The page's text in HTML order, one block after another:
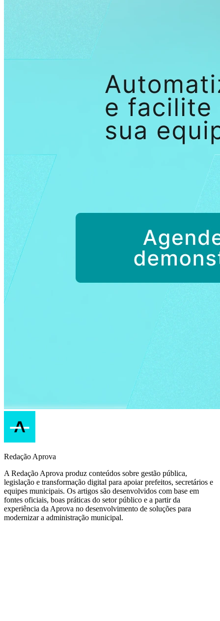
Redação Aprova
A Redação Aprova produz conteúdos sobre gestão pública,
legislação e transformação digital para apoiar prefeitos, secretários e
equipes municipais. Os artigos são desenvolvidos com base em
fontes oficiais, boas práticas do setor público e a partir da
experiência da Aprova no desenvolvimento de soluções para
modernizar a administração municipal.